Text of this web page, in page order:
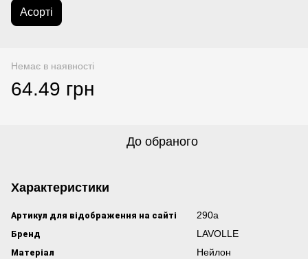
Аcорті
Немає в наявності
64.49 грн
До обраного
Характеристики
Артикул для відображення на сайті 290а
Бренд LAVOLLE
Матеріал Нейлон